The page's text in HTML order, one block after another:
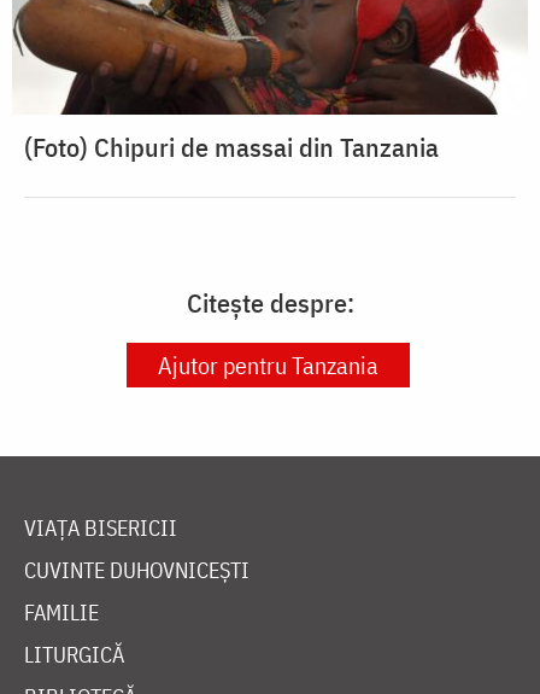
(Foto) Chipuri de massai din Tanzania
Citește despre:
Ajutor pentru Tanzania
VIAȚA BISERICII
CUVINTE DUHOVNICEȘTI
FAMILIE
LITURGICĂ